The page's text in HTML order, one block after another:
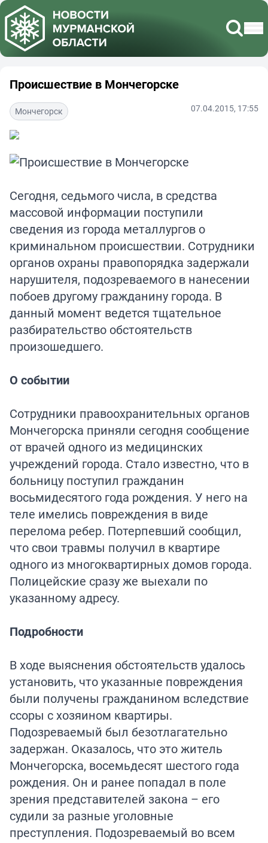
Происшествие в Мончегорске
Мончегорск 07.04.2015, 17:55
Сегодня, седьмого числа, в средства
массовой информации поступили
сведения из города металлургов о
криминальном происшествии. Сотрудники
органов охраны правопорядка задержали
нарушителя, подозреваемого в нанесении
побоев другому гражданину города. В
данный момент ведется тщательное
разбирательство обстоятельств
произошедшего.
О событии
Сотрудники правоохранительных органов
Мончегорска приняли сегодня сообщение
от врачей одного из медицинских
учреждений города. Стало известно, что в
больницу поступил гражданин
восьмидесятого года рождения. У него на
теле имелись повреждения в виде
перелома ребер. Потерпевший сообщил,
что свои травмы получил в квартире
одного из многоквартирных домов города.
Полицейские сразу же выехали по
указанному адресу.
Подробности
В ходе выяснения обстоятельств удалось
установить, что указанные повреждения
были получены гражданином вследствие
ссоры с хозяином квартиры.
Подозреваемый был безотлагательно
задержан. Оказалось, что это житель
Мончегорска, восемьдесят шестого года
рождения. Он и ранее попадал в поле
зрения представителей закона – его
судили за разные уголовные
преступления. Подозреваемый во всем